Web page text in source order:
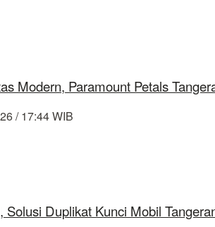
Modern, Paramount Petals
/ 17:44 WIB
Solusi Duplikat Kunci Mobil